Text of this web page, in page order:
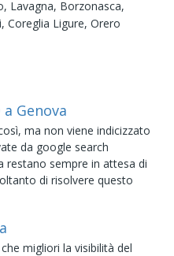
Lavagna, Borzonasca,
Coreglia Ligure, Orero
a Genova
ma non viene indicizzato
da google search
restano sempre in attesa di
di risolvere questo
migliori la visibilità del